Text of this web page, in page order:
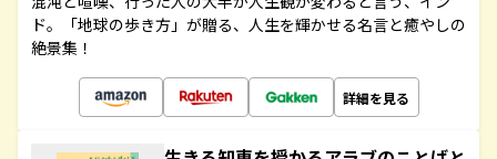
ド。「地球の歩き方」が贈る、人生を輝かせる名言と癒やしの
絶景集！
詳細を見る